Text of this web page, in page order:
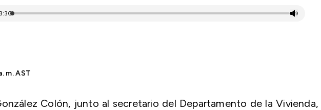
m. AST
Colón, junto al secretario del Departamento de la Vivienda,